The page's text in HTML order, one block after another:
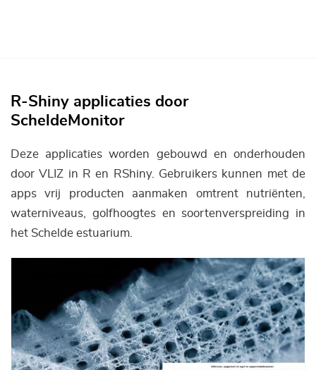
R-Shiny applicaties door
ScheldeMonitor
Deze applicaties worden gebouwd en onderhouden
door VLIZ in R en RShiny. Gebruikers kunnen met de
apps vrij producten aanmaken omtrent nutriënten,
waterniveaus, golfhoogtes en soortenverspreiding in
het Schelde estuarium.